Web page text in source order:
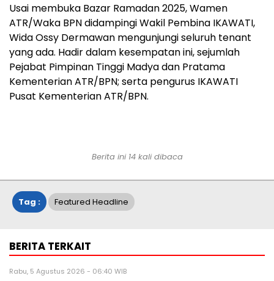
Usai membuka Bazar Ramadan 2025, Wamen
ATR/Waka BPN didampingi Wakil Pembina IKAWATI,
Wida Ossy Dermawan mengunjungi seluruh tenant
yang ada. Hadir dalam kesempatan ini, sejumlah
Pejabat Pimpinan Tinggi Madya dan Pratama
Kementerian ATR/BPN; serta pengurus IKAWATI
Pusat Kementerian ATR/BPN.
Berita ini 14 kali dibaca
Tag : Featured Headline
BERITA TERKAIT
Rabu, 5 Agustus 2026 - 06:40 WIB